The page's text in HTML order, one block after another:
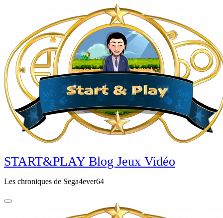
principal
START&PLAY Blog Jeux Vidéo
Les chroniques de Sega4ever64